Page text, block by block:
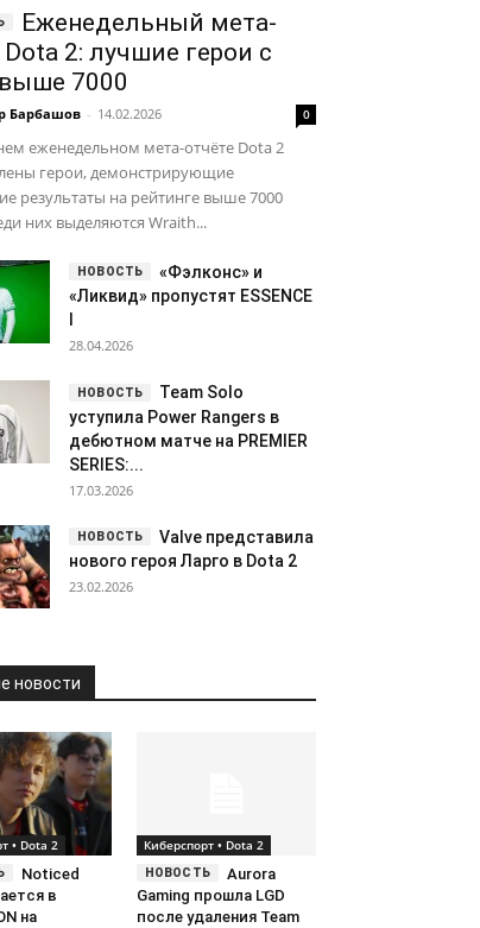
Еженедельный мета-
Dota 2: лучшие герои с
7000
Барбашов - 14.02.2026 0
еженедельном мета-отчёте Dota 2
герои, демонстрирующие
результаты на рейтинге выше 7000
них выделяются Wraith...
«Фэлконс» и
«Ликвид» пропустят ESSENCE
28.04.2026
Team Solo
уступила Power Rangers в
дебютном матче на PREMIER
SERIES:...
17.03.2026
Valve представила
нового героя Ларго в Dota 2
23.02.2026
новости
• Dota 2
Noticed
в
на
Киберспорт • Dota 2
Aurora
Gaming прошла LGD
после удаления Team